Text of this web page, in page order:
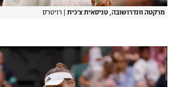
תגיות
מרקטה וונדרושובה, טניסאית צ'כית רויטרס